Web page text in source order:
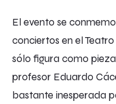
El evento se
conciertos en el
sólo figura como
profesor Eduardo
bastante inesperada